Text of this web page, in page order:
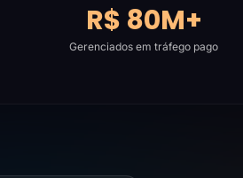
R$ 80M+
Gerenciados em tráfego pago